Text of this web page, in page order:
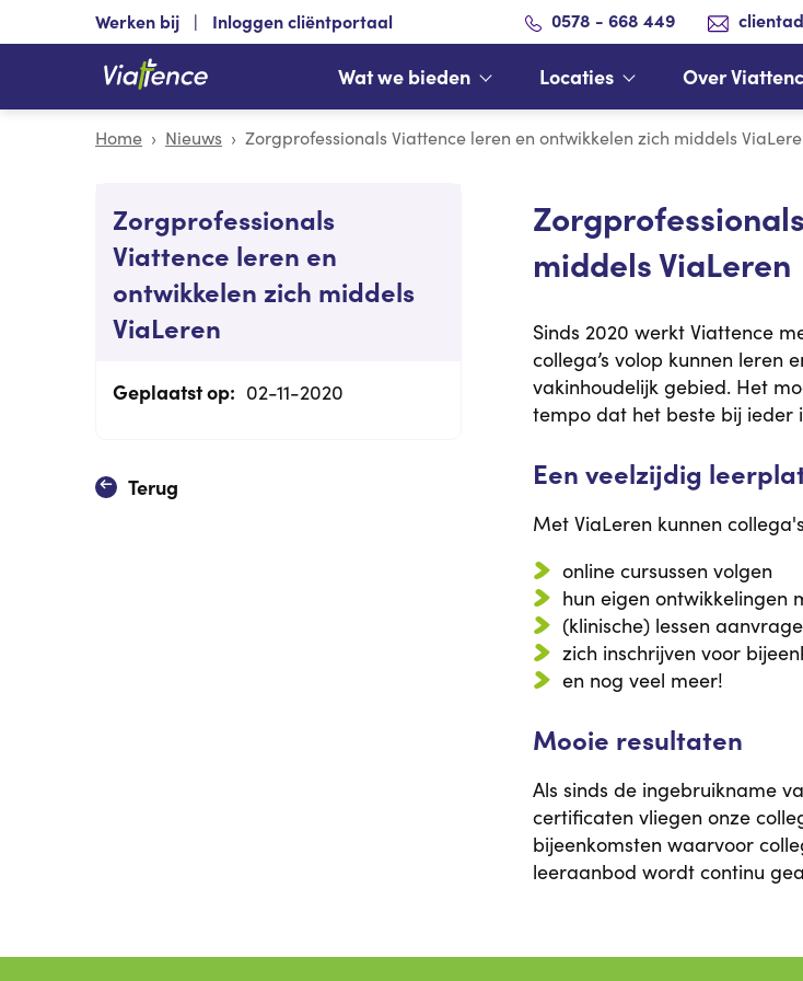
Werken bij Inloggen cliëntportaal 0578 - 668 449
Wat we bieden Locaties Over
Home Nieuws Zorgprofessionals Viattence leren en ontwikkelen zich middels
Zorgprofessionals
Viattence leren en
ontwikkelen zich middels
ViaLeren
Geplaatst op: 02-11-2020
Terug
middels ViaLeren
Sinds 2020 werkt Viattence
collega’s volop kunnen leren
vakinhoudelijk gebied. Het
tempo dat het beste bij ieder
Een veelzijdig
Met ViaLeren kunnen
online cursussen volgen
hun eigen ontwikkelingen
(klinische) lessen
zich inschrijven voor
en nog veel meer!
Mooie resultaten
Als sinds de ingebruikname
certificaten vliegen onze
bijeenkomsten waarvoor
leeraanbod wordt continu